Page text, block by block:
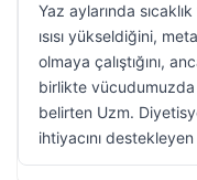
Yaz aylarında
ısısı yükseldiğini,
olmaya çalıştığını,
birlikte vücudumuzda
belirten Uzm.
ihtiyacını